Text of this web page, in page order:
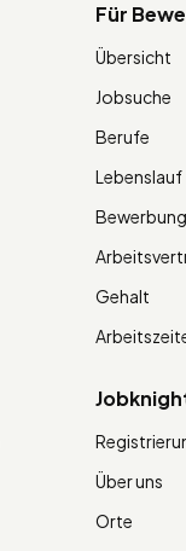
Für
Übersicht
Jobsuche
Berufe
Lebenslauf
Bewerbung
Gehalt
Über uns
Orte